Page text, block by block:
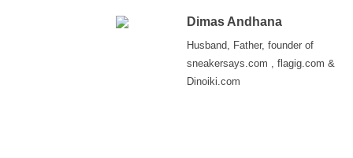
Dimas Andhana
Husband, Father, founder of
sneakersays.com , flagig.com &
Dinoiki.com